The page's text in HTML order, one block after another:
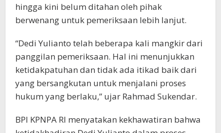
hingga kini belum ditahan oleh pihak
berwenang untuk pemeriksaan lebih lanjut.
“Dedi Yulianto telah beberapa kali mangkir dari
panggilan pemeriksaan. Hal ini menunjukkan
ketidakpatuhan dan tidak ada itikad baik dari
yang bersangkutan untuk menjalani proses
hukum yang berlaku,” ujar Rahmad Sukendar.
BPI KPNPA RI menyatakan kekhawatiran bahwa